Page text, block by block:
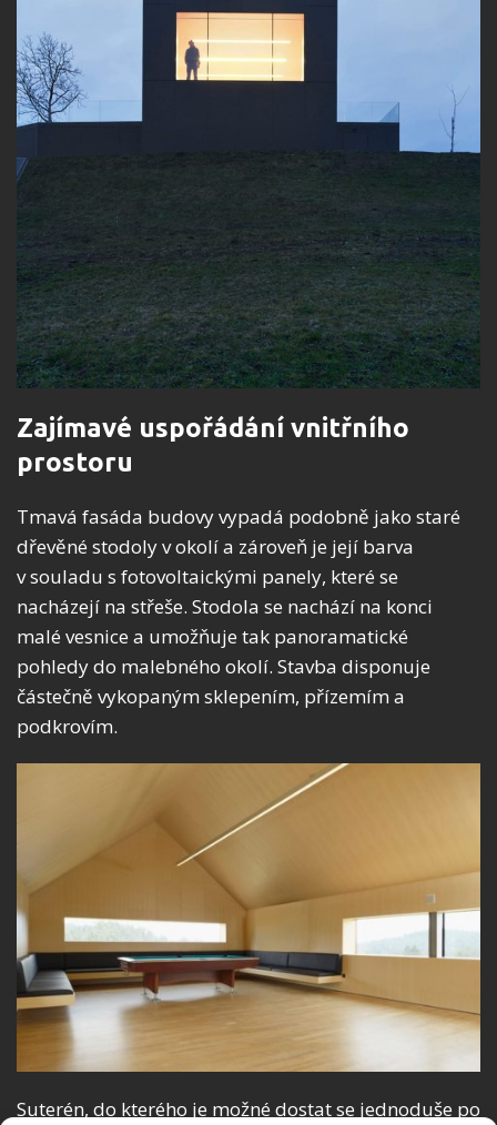
Zajímavé uspořádání vnitřního
prostoru
Tmavá fasáda budovy vypadá podobně jako staré
dřevěné stodoly v okolí a zároveň je její barva
v souladu s fotovoltaickými panely, které se
nacházejí na střeše. Stodola se nachází na konci
malé vesnice a umožňuje tak panoramatické
pohledy do malebného okolí. Stavba disponuje
částečně vykopaným sklepením, přízemím a
podkrovím.
Suterén, do kterého je možné dostat se jednoduše po